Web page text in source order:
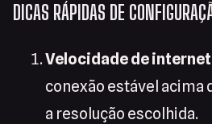
DICAS RÁPIDAS DE
Velocidade de
conexão estável acima
a resolução escolhida.